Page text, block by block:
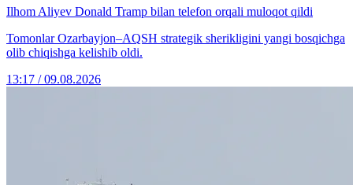
Ilhom Aliyev Donald Tramp bilan telefon orqali muloqot qildi
Tomonlar Ozarbayjon–AQSH strategik sherikligini yangi bosqichga
olib chiqishga kelishib oldi.
13:17 / 09.08.2026